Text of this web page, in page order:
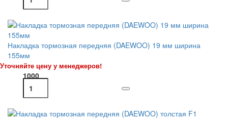
Накладка тормозная передняя (DAEWOO) 19 мм ширина
155мм
Уточняйте цену у менеджеров!
1000